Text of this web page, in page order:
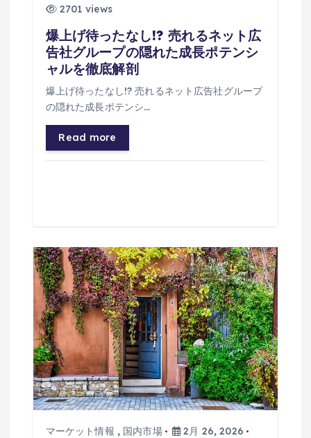
2701 views
爆上げ待ったなし!? 売れるネット広
告社グループの隠れた成長ポテンシ
ャルを徹底解剖
爆上げ待ったなし!? 売れるネット広告社グループ
の隠れた成長ポテンシ…
Read more
マーケット情報 , 国内市場
2月 26, 2026